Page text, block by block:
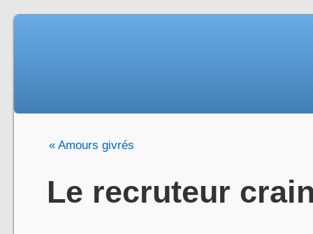
« Amours givrés
Le recruteur